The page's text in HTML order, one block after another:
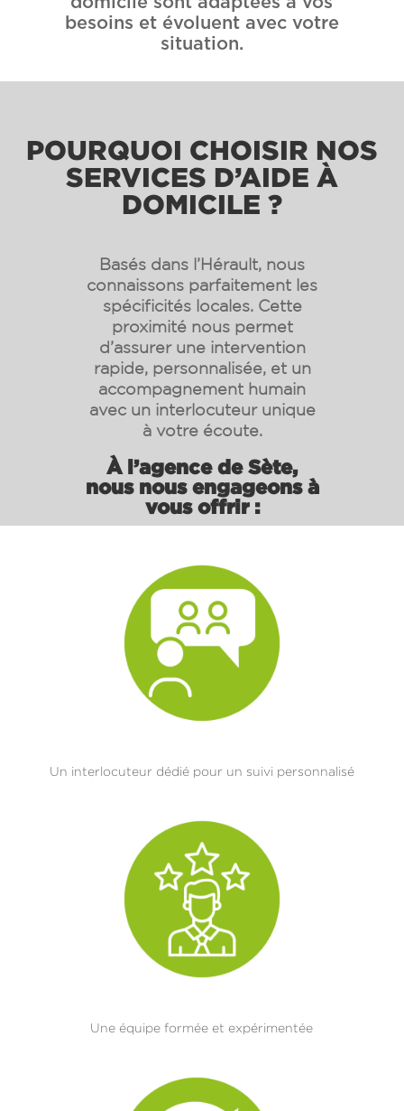
besoins et évoluent avec votre
situation.
POURQUOI CHOISIR NOS
SERVICES D’AIDE À
DOMICILE ?
Basés dans l’Hérault, nous
connaissons parfaitement les
spécificités locales. Cette
proximité nous permet
d’assurer une intervention
rapide, personnalisée, et un
accompagnement humain
avec un interlocuteur unique
à votre écoute.
À l’agence de Sète,
nous nous engageons à
vous offrir :
Un interlocuteur dédié pour un suivi personnalisé
Une équipe formée et expérimentée